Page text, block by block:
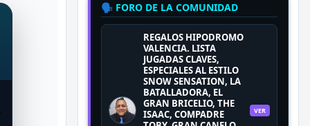
🗣️ FORO DE LA COMUNIDAD
REGALOS HIPODROMO
VALENCIA. LISTA
JUGADAS CLAVES,
ESPECIALES AL ESTILO
SNOW SENSATION, LA
BATALLADORA, EL
GRAN BRICELIO, THE
ISAAC, COMPADRE
VER